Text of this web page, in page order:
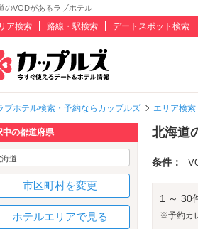
のVODがあるラブホテル
ア検索 路線・駅検索 デートスポット検索
ブホテル検索・予約ならカップルズ エリア検索
北海道
条件：
1 ～ 30
※予約カ
中の都道府県
海道
市区町村を変更
ホテルエリアで見る